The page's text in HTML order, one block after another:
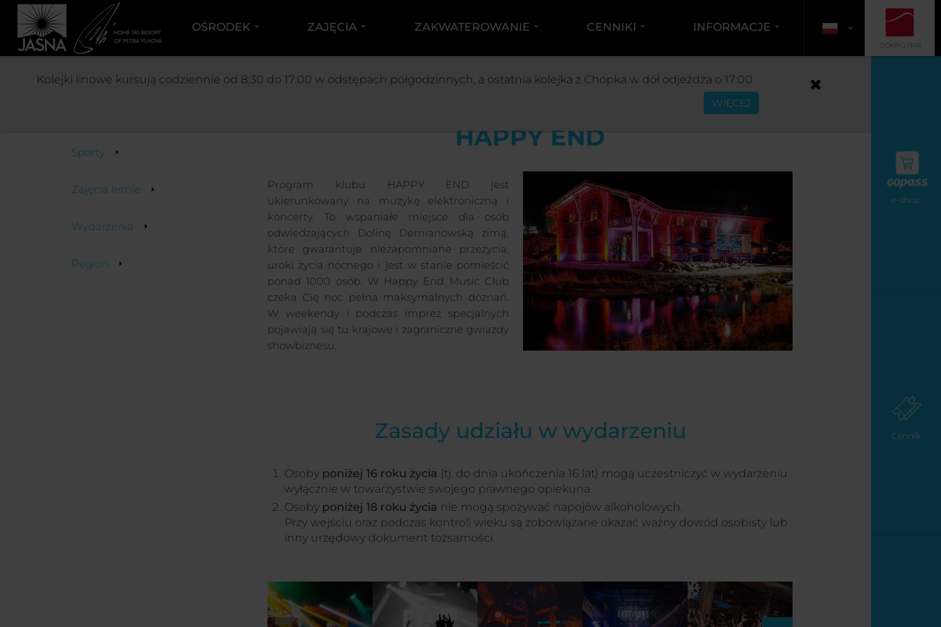
e-shop
Cennik
OŚRODEK ZAJĘCIA ZAKWATEROWANIE CENNIKI INFORMACJE
ODKRYJ TMR
JASNÁ ZAJĘCIA HAPPY END
Sporty
Zajęcia letnie
Wydarzenia
Region
HAPPY END
Program klubu HAPPY END jest
ukierunkowany na muzykę elektroniczną i
koncerty. To wspaniałe miejsce dla osób
odwiedzających Dolinę Demianowską zimą,
które gwarantuje niezapomniane przeżycia,
uroki życia nocnego i jest w stanie pomieścić
ponad 1000 osób. W Happy End Music Club
czeka Cię noc pełna maksymalnych doznań.
W weekendy i podczas imprez specjalnych
pojawiają się tu krajowe i zagraniczne gwiazdy
showbiznesu.
Zasady udziału w wydarzeniu
Osoby poniżej 16 roku życia (tj. do dnia ukończenia 16 lat) mogą uczestniczyć w wydarzeniu
wyłącznie w towarzystwie swojego prawnego opiekuna.
Osoby poniżej 18 roku życia nie mogą spożywać napojów alkoholowych.
Przy wejściu oraz podczas kontroli wieku są zobowiązane okazać ważny dowód osobisty lub
inny urzędowy dokument tożsamości.
Kolejki linowe kursują codziennie od 8:30 do 17:00 w odstępach półgodzinnych, a ostatnia kolejka z Chopka w dół odjeżdża o 17:00.
WIĘCEJ